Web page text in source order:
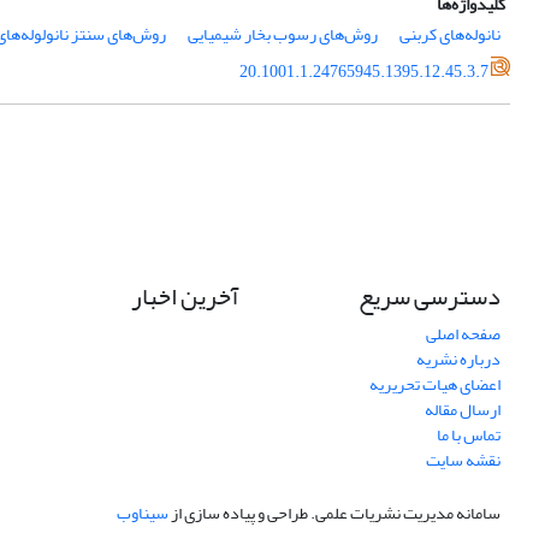
نانوله‌های کربنی
روش‌های رسوب بخار شیمیایی
روش‌های سنتز
20.1001.1.24765945.1395.12.45.3.7
دسترسی سریع
صفحه اصلی
درباره نشریه
اعضای هیات تحریریه
ارسال مقاله
تماس با ما
نقشه سایت
آخرین اخبار
سامانه مدیریت نشریات علمی.طراحی و پیاده سازی ازسیناوب